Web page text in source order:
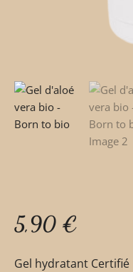
5,90 €
Gel hydratant Certifié